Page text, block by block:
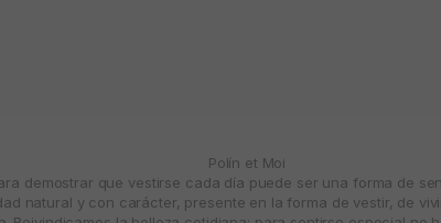
Polín et Moi
demostrar que vestirse cada día puede ser una forma de
natural y con carácter, presente en la forma de vestir, de